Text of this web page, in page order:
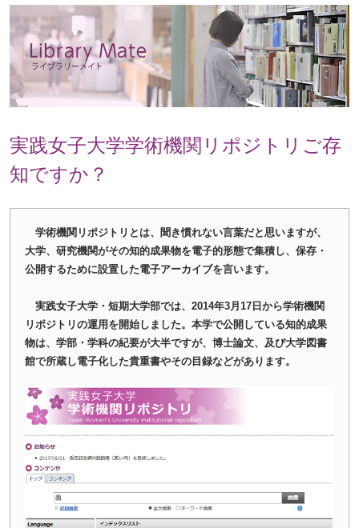
実践女子大学学術機関リポジトリご存
知ですか？
学術機関リポジトリとは、聞き慣れない言葉だと思いますが、
大学、研究機関がその知的成果物を電子的形態で集積し、保存・
公開するために設置した電子アーカイブを言います。
実践女子大学・短期大学部では、2014年3月17日から学術機関
リポジトリの運用を開始しました。本学で公開している知的成果
物は、学部・学科の紀要が大半ですが、博士論文、及び大学図書
館で所蔵し電子化した貴重書やその目録などがあります。